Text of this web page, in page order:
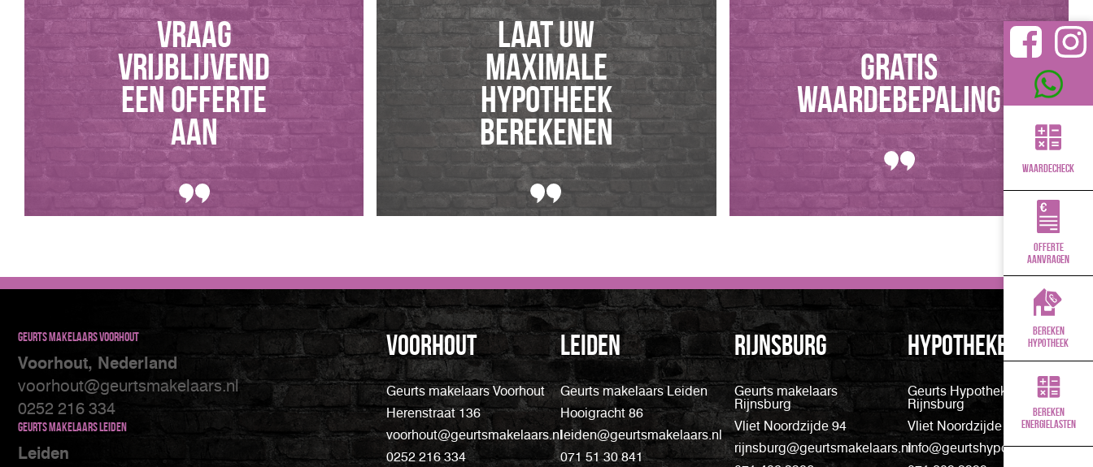
Vraag
vrijblijvend
een offerte
aan
Laat uw
maximale
hypotheek
berekenen
GRATIS
WAARDEBEPALING
Geurts makelaars Voorhout
Voorhout, Nederland
voorhout@geurtsmakelaars.nl
0252 216 334
Geurts makelaars Leiden
Leiden
Voorhout
Geurts makelaars Voorhout
Herenstraat 136
voorhout@geurtsmakelaars.nl
0252 216 334
Leiden
Geurts makelaars Leiden
Hooigracht 86
leiden@geurtsmakelaars.nl
071 51 30 841
Rijnsburg
Geurts makelaars
Rijnsburg
Vliet Noordzijde 94
rijnsburg@geurtsmakelaars.nl
Hypotheken
Geurts Hypotheken
Rijnsburg
Vliet Noordzijde 94
info@geurtshypotheken.nl
Waardecheck
offerte
aanvragen
bereken
hypotheek
Bereken
energielasten